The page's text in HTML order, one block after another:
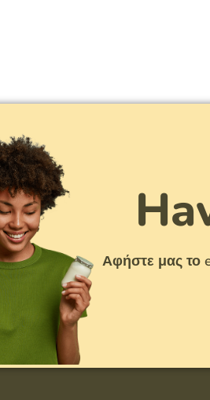
Αφήστε μας το